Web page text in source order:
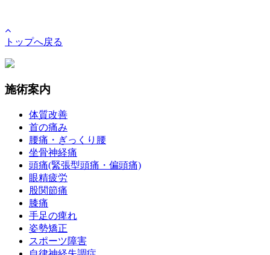
トップへ戻る
施術案内
体質改善
首の痛み
腰痛・ぎっくり腰
坐骨神経痛
頭痛(緊張型頭痛・偏頭痛)
眼精疲労
股関節痛
膝痛
手足の痺れ
姿勢矯正
スポーツ障害